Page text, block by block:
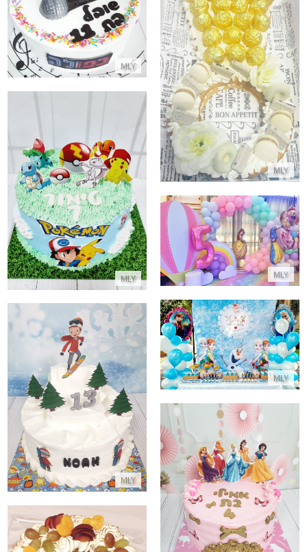
MLY
התקשר/י
MLY
עוגת אירוסין מבצק פריך וקרם בצורת טבעת
התקשר/י
MLY
עוגת פוקימון מעוצבת
התקשר/י
MLY
עיצוב בלונים נסיכות
התקשר/י
MLY
שולחן יום הולדת מעוצב פרוזן
התקשר/י
MLY
עוגת בר מצווה בשלג
התקשר/י
עוגת נסיכות
התקשר/י